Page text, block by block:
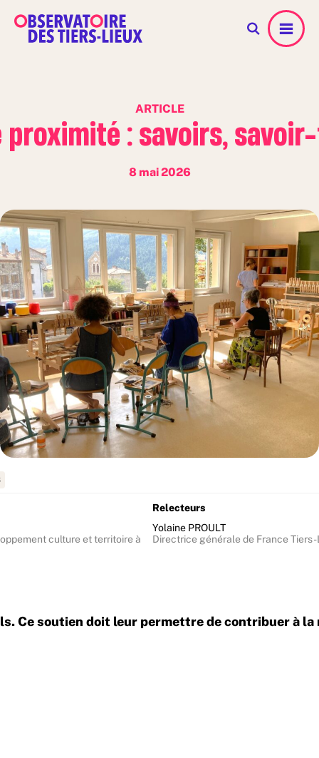
Menu
ARTICLE
proximité : savoirs,
8 mai 2026
culture et territoire à
Relecteurs
Yolaine PROULT
Directrice générale de France
doit leur permettre de